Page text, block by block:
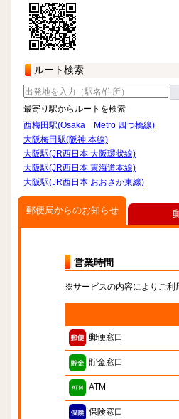
ルート検索
最寄り駅からルートを検索
西梅田駅(Osaka Metro 四つ橋線)
大阪梅田駅(阪神 本線)
大阪駅(JR西日本 大阪環状線)
大阪駅(JR西日本 東海道本線)
大阪駅(JR西日本 おおさか東線)
郵便局からのお知らせ
営業時間
※サービスの内容によりご利
郵便窓口
貯金窓口
ATM
保険窓口